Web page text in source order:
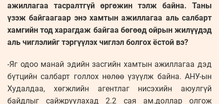
ажиллагаа тасралтгүй өргөжин тэлж байна. Таны
үзэж байгаагаар энэ хамтын ажиллагаа аль салбарт
хамгийн тод харагдаж байгаа бөгөөд ойрын жилүүдэд
аль чиглэлийг тэргүүлэх чиглэл болгох ёстой вэ?
-Яг одоо манай эдийн засгийн хамтын ажиллагаа дэд
бүтцийн салбарт голлох нөлөө үзүүлж байна. АНУ-ын
Худалдаа, хөгжлийн агентлаг нисэхийн аюулгүй
байдлыг сайжруулахад 2.2 сая ам.доллар олгож